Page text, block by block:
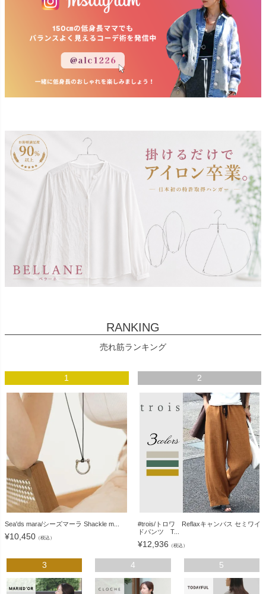
RANKING
売れ筋ランキング
1
Sea'ds mara/シーズマーラ Shackle m...
¥10,450 （税込）
2
#trois/トロワ Reflaxキャンバス セミワイ
ドパンツ T...
¥12,936 （税込）
3 4 5